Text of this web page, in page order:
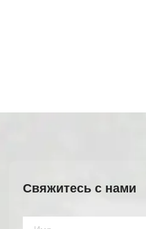
Свяжитесь с нами